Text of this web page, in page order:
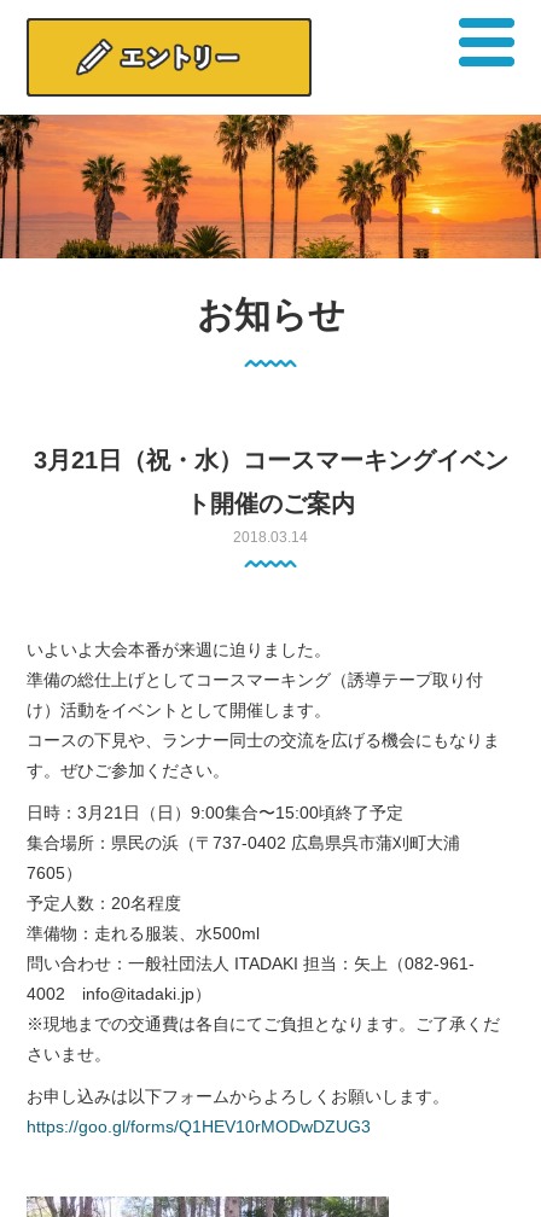
お知らせ
3月21日（祝・水）コースマーキングイベン
ト開催のご案内
2018.03.14
いよいよ大会本番が来週に迫りました。
準備の総仕上げとしてコースマーキング（誘導テープ取り付
け）活動をイベントとして開催します。
コースの下見や、ランナー同士の交流を広げる機会にもなりま
す。ぜひご参加ください。
日時：3月21日（日）9:00集合〜15:00頃終了予定
集合場所：県民の浜（〒737-0402 広島県呉市蒲刈町大浦
7605）
予定人数：20名程度
準備物：走れる服装、水500ml
問い合わせ：一般社団法人 ITADAKI 担当：矢上（082-961-
4002 info@itadaki.jp）
※現地までの交通費は各自にてご負担となります。ご了承くだ
さいませ。
お申し込みは以下フォームからよろしくお願いします。
https://goo.gl/forms/Q1HEV10rMODwDZUG3